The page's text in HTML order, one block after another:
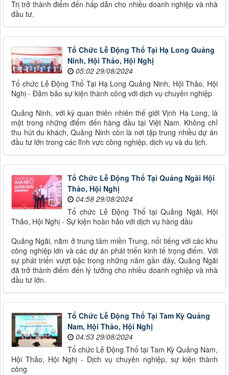
Trị trở thành điểm đến hấp dẫn cho nhiều doanh nghiệp và nhà
đầu tư.
Tổ Chức Lễ Động Thổ Tại Hạ Long Quảng
Ninh, Hội Thảo, Hội Nghị
05:02 29/08/2024
Tổ chức Lễ Động Thổ Tại Hạ Long Quảng Ninh, Hội Thảo, Hội
Nghị - Đảm bảo sự kiện thành công với dịch vụ chuyên nghiệp
Quảng Ninh, với kỳ quan thiên nhiên thế giới Vịnh Hạ Long, là
một trong những điểm đến hàng đầu tại Việt Nam. Không chỉ
thu hút du khách, Quảng Ninh còn là nơi tập trung nhiều dự án
đầu tư lớn trong các lĩnh vực công nghiệp, dịch vụ và du lịch.
Tổ Chức Lễ Động Thổ Tại Quảng Ngãi Hội
Thảo, Hội Nghị
04:58 29/08/2024
Tổ chức Lễ Động Thổ tại Quảng Ngãi, Hội
Thảo, Hội Nghị - Sự kiện hoàn hảo với dịch vụ hàng đầu
Quảng Ngãi, nằm ở trung tâm miền Trung, nổi tiếng với các khu
công nghiệp lớn và các dự án phát triển kinh tế trọng điểm. Với
sự phát triển vượt bậc trong những năm gần đây, Quảng Ngãi
đã trở thành điểm đến lý tưởng cho nhiều doanh nghiệp và nhà
đầu tư lớn.
Tổ Chức Lễ Động Thổ Tại Tam Kỳ Quảng
Nam, Hội Thảo, Hội Nghị
04:53 29/08/2024
Tổ chức Lễ Động Thổ tại Tam Kỳ Quảng Nam,
Hội Thảo, Hội Nghị - Dịch vụ chuyên nghiệp, sự kiện thành
công